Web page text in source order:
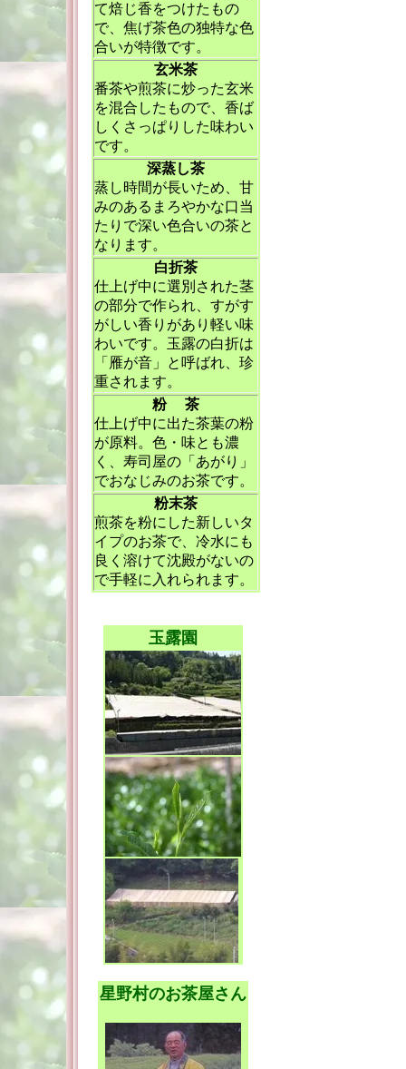
て焙じ香をつけたもの
で、焦げ茶色の独特な色
合いが特徴です。
玄米茶
番茶や煎茶に炒った玄米
を混合したもので、香ば
しくさっぱりした味わい
です。
深蒸し茶
蒸し時間が長いため、甘
みのあるまろやかな口当
たりで深い色合いの茶と
なります。
白折茶
仕上げ中に選別された茎
の部分で作られ、すがす
がしい香りがあり軽い味
わいです。玉露の白折は
「雁が音」と呼ばれ、珍
重されます。
粉 茶
仕上げ中に出た茶葉の粉
が原料。色・味とも濃
く、寿司屋の「あがり」
でおなじみのお茶です。
粉末茶
煎茶を粉にした新しいタ
イプのお茶で、冷水にも
良く溶けて沈殿がないの
で手軽に入れられます。
玉露園
星野村のお茶屋さん